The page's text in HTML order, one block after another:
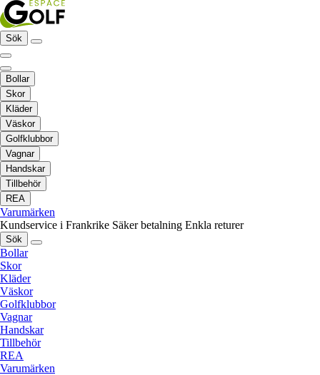
Sök
Bollar
Skor
Kläder
Väskor
Golfklubbor
Vagnar
Handskar
Tillbehör
REA
Varumärken
Kundservice i Frankrike Säker betalning Enkla returer
Sök
Bollar
Skor
Kläder
Väskor
Golfklubbor
Vagnar
Handskar
Tillbehör
REA
Varumärken